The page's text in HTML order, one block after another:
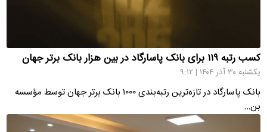
کسب رتبه ۱۱۹ برای بانک پاسارگاد در بین هزار بانک برتر جهان
یکشنبه ۳۰ آذر ۱۴۰۴ | ۹:۱۲
بانک پاسارگاد در تازه‌ترین رتبه‌بندی ۱۰۰۰ بانک برتر جهان توسط مؤسسه
بن…